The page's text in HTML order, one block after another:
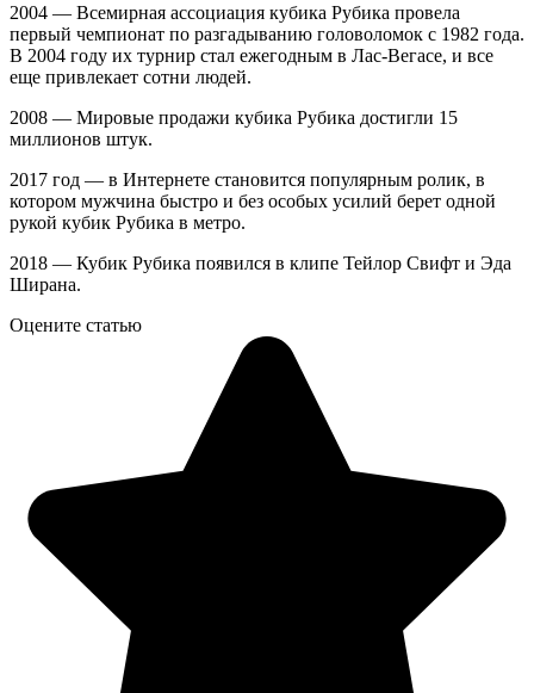
2004 — Всемирная ассоциация кубика Рубика провела
первый чемпионат по разгадыванию головоломок с 1982 года.
В 2004 году их турнир стал ежегодным в Лас-Вегасе, и все
еще привлекает сотни людей.
2008 — Мировые продажи кубика Рубика достигли 15
миллионов штук.
2017 год — в Интернете становится популярным ролик, в
котором мужчина быстро и без особых усилий берет одной
рукой кубик Рубика в метро.
2018 — Кубик Рубика появился в клипе Тейлор Свифт и Эда
Ширана.
Оцените статью